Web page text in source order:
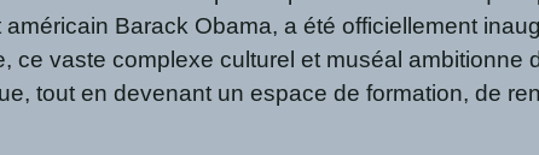
américain Barack Obama, a été officiellement
ce vaste complexe culturel et muséal
tout en devenant un espace de formation, de